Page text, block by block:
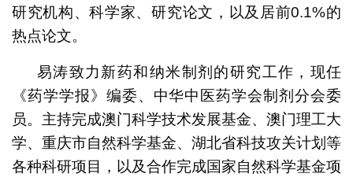
研究机构、科学家、研究论文，以及居前0.1%的
热点论文。
易涛致力新药和纳米制剂的研究工作，现任
《药学学报》编委、中华中医药学会制剂分会委
员。主持完成澳门科学技术发展基金、澳门理工大
学、重庆市自然科学基金、湖北省科技攻关计划等
各种科研项目，以及合作完成国家自然科学基金项